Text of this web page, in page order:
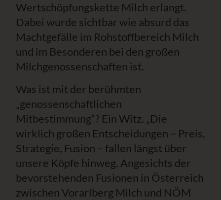
Wertschöpfungskette Milch erlangt.
Dabei wurde sichtbar wie absurd das
Machtgefälle im Rohstoffbereich Milch
und im Besonderen bei den großen
Milchgenossenschaften ist.
Was ist mit der berühmten
„genossenschaftlichen
Mitbestimmung“? Ein Witz. „Die
wirklich großen Entscheidungen – Preis,
Strategie, Fusion – fallen längst über
unsere Köpfe hinweg. Angesichts der
bevorstehenden Fusionen in Österreich
zwischen Vorarlberg Milch und NÖM